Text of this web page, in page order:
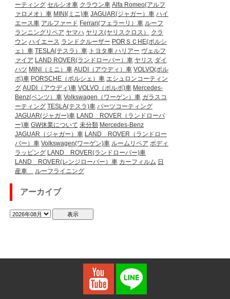
ーティング セルシオ車 クラウン車 Alfa Romeo(アルフ
ァロメオ）車 MINI(ミニ)車 JAGUAR(ジャガー）車 ハイ
エース車 アルファード Ferrari(フェラーリ）車 ルーフ
ランニングリペア ヤマハ ヤリス(ヤリスクロス）
クラ
ウン ハイエース ランドクルーザー PORＳＣHE(ポルシ
ェ）車 TESLA(テスラ）車 トヨタ車 ハリアー ヴェルフ
ァイア LAND ROVER(ランドローバー）車 ヤリス ダイ
ハツ MINI（ミニ）車 AUDI（アウディ）車 VOLVO(ボル
ボ)車 PORSCHE（ポルシェ）車 エシュロンコーティン
グ AUDI（アウディ)車 VOLVO（ボルボ)車 Mercedes-
Benz(ベンツ）車 Volkswagen（ワーゲン）車 ガラスコ
ーティング TESLA(テスラ)車 パーツコーティング
JAGUAR(ジャガー)車 LAND ROVER（ランドローバ
ー)車 GW休業について 未分類 Mercedes-Benz
JAGUAR（ジャガー）車 LAND ROVER（ランドロー
バー）車 Volkswagen(ワーゲン)車 ルームリペア ボディ
ラッピング LAND ROVER(ランドローバー)車
LAND ROVER(レンジローバー）車 カーフィルム 日
産車
ルーフライニング
アーカイブ